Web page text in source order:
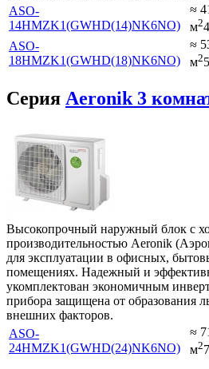
ASO-
14HMZK1(GWHD(14)NK6NO)
≈
м2
ASO-
18HMZK1(GWHD(18)NK6NO)
≈
м2
Серия Aeronik 3
Высокопрочный наружный блок с
производительностью Aeronik
для эксплуатации в офисных,
помещениях. Надежный и
укомплектован экономичным
прибора защищена от образования
внешних факторов.
ASO-
24HMZK1(GWHD(24)NK6NO)
≈
м2